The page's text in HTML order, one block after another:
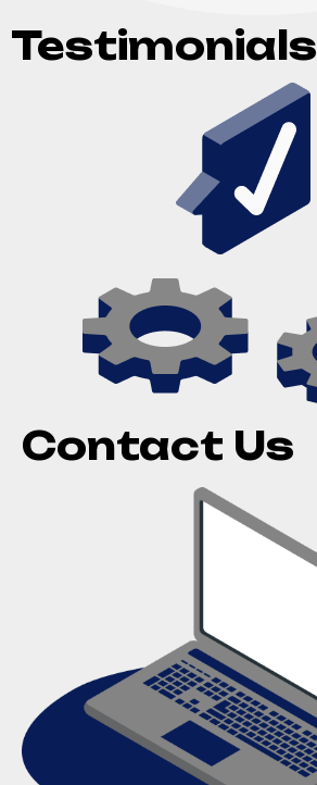
Testimonials
Contact Us